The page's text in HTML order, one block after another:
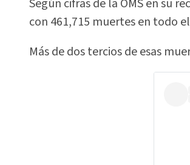
Según cifras de la OMS en su
con 461,715 muertes en todo
Más de dos tercios de esas